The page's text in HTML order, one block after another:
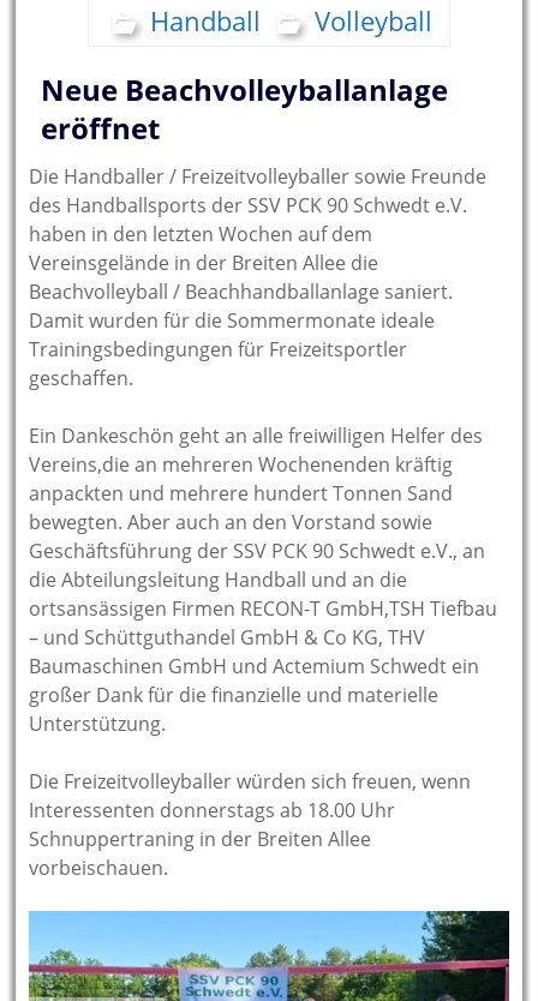
Handball Volleyball
Neue Beachvolleyballanlage
eröffnet
Die Handballer / Freizeitvolleyballer sowie Freunde
des Handballsports der SSV PCK 90 Schwedt e.V.
haben in den letzten Wochen auf dem
Vereinsgelände in der Breiten Allee die
Beachvolleyball / Beachhandballanlage saniert.
Damit wurden für die Sommermonate ideale
Trainingsbedingungen für Freizeitsportler
geschaffen.
Ein Dankeschön geht an alle freiwilligen Helfer des
Vereins,die an mehreren Wochenenden kräftig
anpackten und mehrere hundert Tonnen Sand
bewegten. Aber auch an den Vorstand sowie
Geschäftsführung der SSV PCK 90 Schwedt e.V., an
die Abteilungsleitung Handball und an die
ortsansässigen Firmen RECON-T GmbH,TSH Tiefbau
– und Schüttguthandel GmbH & Co KG, THV
Baumaschinen GmbH und Actemium Schwedt ein
großer Dank für die finanzielle und materielle
Unterstützung.
Die Freizeitvolleyballer würden sich freuen, wenn
Interessenten donnerstags ab 18.00 Uhr
Schnuppertraning in der Breiten Allee
vorbeischauen.